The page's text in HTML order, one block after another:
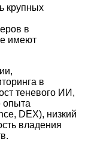
крупных
в
имеют
в
теневого ИИ,
опыта
DEX), низкий
владения